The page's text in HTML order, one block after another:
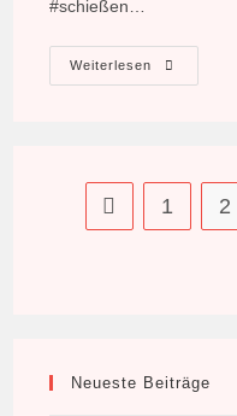
#schießen…
Weiterlesen
2025
Zur vorherigen
1 2
Neueste Beiträge